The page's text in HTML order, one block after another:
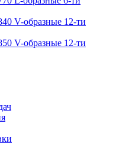
V-образные 12-ти
V-образные 12-ти